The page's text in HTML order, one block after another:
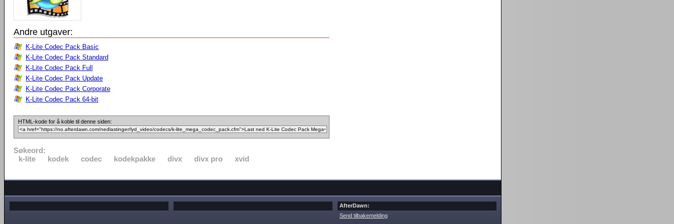
Andre utgaver:
K-Lite Codec Pack Basic
K-Lite Codec Pack Standard
K-Lite Codec Pack Full
K-Lite Codec Pack Update
K-Lite Codec Pack Corporate
K-Lite Codec Pack 64-bit
HTML-kode for å koble til denne siden:
Søkeord:
k-lite
kodek codec kodekpakke divx divx pro xvid
AfterDawn:
Send tilbakemelding